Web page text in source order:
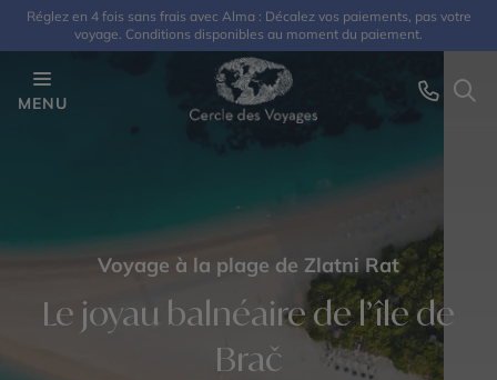
Réglez en 4 fois sans frais avec Alma : Décalez vos paiements, pas votre
voyage. Conditions disponibles au moment du paiement.
MENU
Voyage à la plage de Zlatni Rat
Le joyau balnéaire de l’île de
Brač